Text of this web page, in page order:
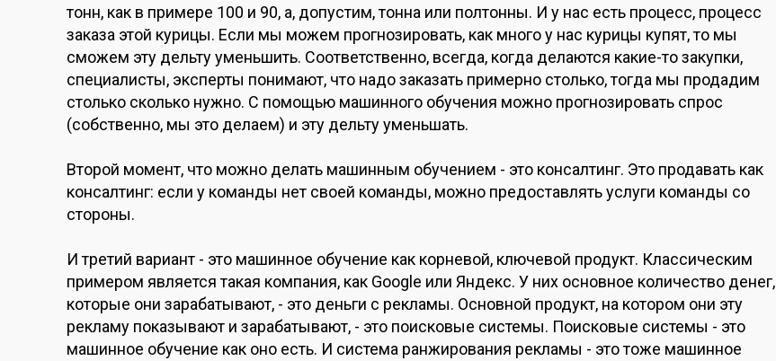
тонн, как в примере 100 и 90, а, допустим, тонна или полтонны. И у нас есть процесс, процесс
заказа этой курицы. Если мы можем прогнозировать, как много у нас курицы купят, то мы
сможем эту дельту уменьшить. Соответственно, всегда, когда делаются какие-то закупки,
специалисты, эксперты понимают, что надо заказать примерно столько, тогда мы продадим
столько сколько нужно. С помощью машинного обучения можно прогнозировать спрос
(собственно, мы это делаем) и эту дельту уменьшать.
Второй момент, что можно делать машинным обучением - это консалтинг. Это продавать как
консалтинг: если у команды нет своей команды, можно предоставлять услуги команды со
стороны.
И третий вариант - это машинное обучение как корневой, ключевой продукт. Классическим
примером является такая компания, как Google или Яндекс. У них основное количество денег,
которые они зарабатывают, - это деньги с рекламы. Основной продукт, на котором они эту
рекламу показывают и зарабатывают, - это поисковые системы. Поисковые системы - это
машинное обучение как оно есть. И система ранжирования рекламы - это тоже машинное